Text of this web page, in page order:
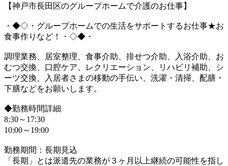
【神戸市長田区のグループホームで介護のお仕事】
・◆◇・グループホームでの生活をサポートするお仕事★お
食事作りなど！・◇◆・
調理業務、居室整理、食事介助、排せつ介助、入浴介助、お
むつ交換、口腔ケア、レクリエーション、リハビリ補助、シ
ーツ交換、入居者さまの移動の手伝い、洗濯・清掃、配膳・
下膳などをお願いします。
◆勤務時間詳細
8:30～17:30
10:00～19:00
勤務期間：長期見込
「長期」とは派遣先の業務が３ヶ月以上継続の可能性を指し